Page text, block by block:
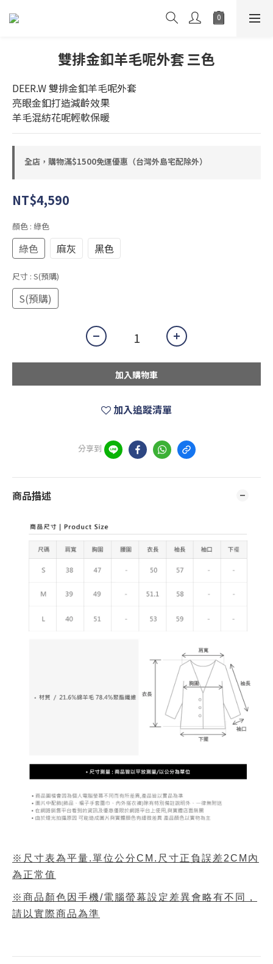
雙排金釦羊毛呢外套 三色
DEER.W 雙排金釦羊毛呢外套
亮眼金釦打造減齡效果
羊毛混紡花呢輕軟保暖
全店，購物滿$1500免運優惠（台灣外島宅配除外）
NT$4,590
顏色 : 綠色
綠色 麻灰 黑色
尺寸 : S(預購)
S(預購)
加入購物車
加入追蹤清單
分享到
商品描述
※尺寸表為平量.單位公分CM.尺寸正負誤差2CM內
為正常值
※商品顏色因手機/電腦螢幕設定差異會略有不同，
請以實際商品為準